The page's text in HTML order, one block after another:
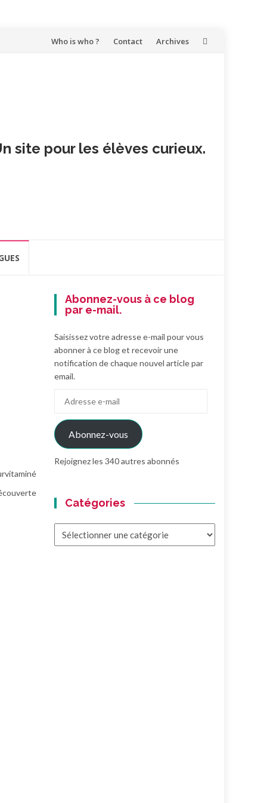
Aller
Who is who ? Contact Archives
site pour les élèves curieux.
Abonnez-vous à ce blog
par e-mail.
Saisissez votre adresse e-mail pour vous
abonner à ce blog et recevoir une
notification de chaque nouvel article par
email.
mail
Abonnez-vous
Rejoignez les 340 autres abonnés
Catégories